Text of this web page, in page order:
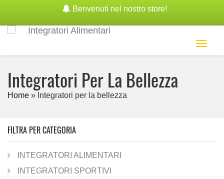
Benvenuti nel nostro store!
Integratori Per La Bellezza
Home » Integratori per la bellezza
FILTRA PER CATEGORIA
INTEGRATORI ALIMENTARI
INTEGRATORI SPORTIVI